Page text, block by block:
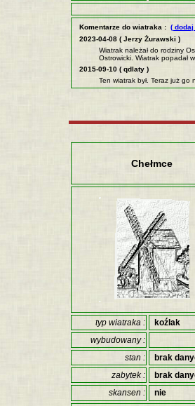
Komentarze do wiatraka : (
2023-04-08 ( Jerzy Żurawski )
Wiatrak należał do rodziny
Ostrowicki. Wiatrak popadał
2015-09-10 ( qdlaty )
Ten wiatrak był. Teraz już go
Chełmce
typ wiatraka :
koźlak
wybudowany :
stan :
brak
zabytek :
brak
skansen :
nie